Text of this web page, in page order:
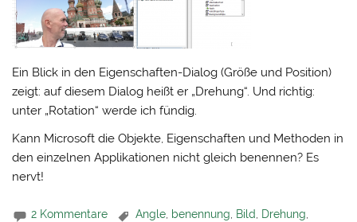
Ein Blick in den Eigenschaften-Dialog (Größe und Position)
zeigt: auf diesem Dialog heißt er „Drehung“. Und richtig:
unter „Rotation“ werde ich fündig.
Kann Microsoft die Objekte, Eigenschaften und Methoden in
den einzelnen Applikationen nicht gleich benennen? Es
nervt!
2 Kommentare Angle, benennung, Bild, Drehung,